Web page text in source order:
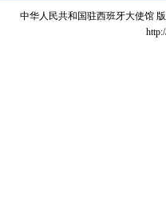
中华人民共和国驻西班牙大使馆